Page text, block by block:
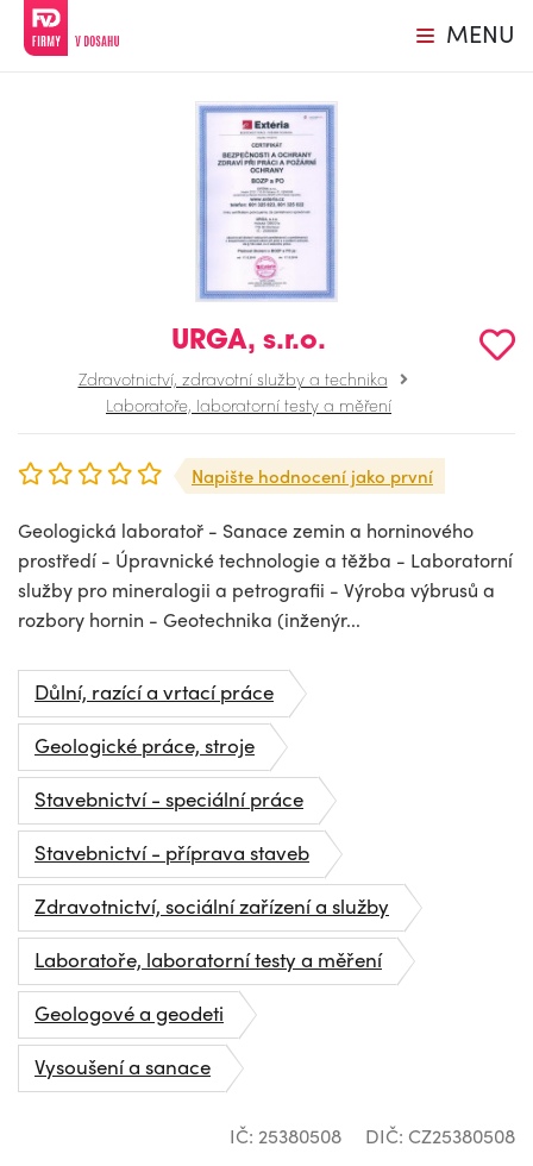
MENU
URGA, s.r.o.
Zdravotnictví, zdravotní služby a technika
Laboratoře, laboratorní testy a měření
Napište hodnocení jako první
Geologická laboratoř - Sanace zemin a horninového
prostředí - Úpravnické technologie a těžba - Laboratorní
služby pro mineralogii a petrografii - Výroba výbrusů a
rozbory hornin - Geotechnika (inženýr...
Důlní, razící a vrtací práce
Geologické práce, stroje
Stavebnictví - speciální práce
Stavebnictví - příprava staveb
Zdravotnictví, sociální zařízení a služby
Laboratoře, laboratorní testy a měření
Geologové a geodeti
Vysoušení a sanace
IČ: 25380508 DIČ: CZ25380508